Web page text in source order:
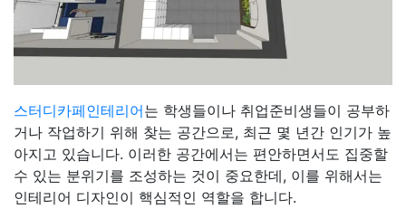
스터디카페인테리어는 학생들이나 취업준비생들이 공부하
거나 작업하기 위해 찾는 공간으로, 최근 몇 년간 인기가 높
아지고 있습니다. 이러한 공간에서는 편안하면서도 집중할
수 있는 분위기를 조성하는 것이 중요한데, 이를 위해서는
인테리어 디자인이 핵심적인 역할을 합니다.